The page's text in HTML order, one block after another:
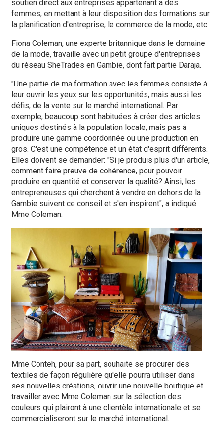
soutien direct aux entreprises appartenant à des
femmes, en mettant à leur disposition des formations sur
la planification d'entreprise, le commerce de la mode, etc.
Fiona Coleman, une experte britannique dans le domaine
de la mode, travaille avec un petit groupe d'entreprises
du réseau SheTrades en Gambie, dont fait partie Daraja.
"Une partie de ma formation avec les femmes consiste à
leur ouvrir les yeux sur les opportunités, mais aussi les
défis, de la vente sur le marché international. Par
exemple, beaucoup sont habituées à créer des articles
uniques destinés à la population locale, mais pas à
produire une gamme coordonnée ou une production en
gros. C'est une compétence et un état d'esprit différents.
Elles doivent se demander: "Si je produis plus d'un article,
comment faire preuve de cohérence, pour pouvoir
produire en quantité et conserver la qualité? Ainsi, les
entrepreneuses qui cherchent à vendre en dehors de la
Gambie suivent ce conseil et s'en inspirent", a indiqué
Mme Coleman.
Mme Conteh, pour sa part, souhaite se procurer des
textiles de façon régulière qu'elle pourra utiliser dans
ses nouvelles créations, ouvrir une nouvelle boutique et
travailler avec Mme Coleman sur la sélection des
couleurs qui plairont à une clientèle internationale et se
commercialiseront sur le marché international.